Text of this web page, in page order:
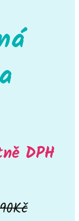
DPH
Kč